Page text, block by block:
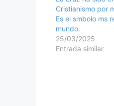
Cristianismo por
Es el smbolo ms
mundo.
25/03/2025
Entrada similar